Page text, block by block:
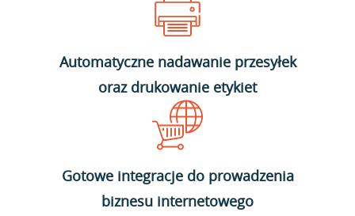
Automatyczne nadawanie przesyłek
oraz drukowanie etykiet
Gotowe integracje do prowadzenia
biznesu internetowego